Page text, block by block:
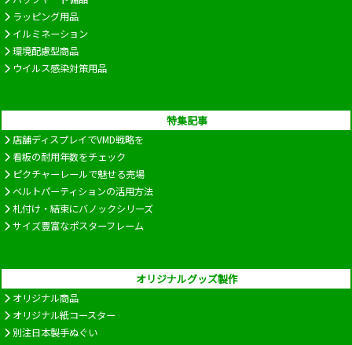
ラッピング用品
イルミネーション
環境配慮型商品
ウイルス感染対策用品
特集記事
店舗ディスプレイでVMD戦略を
看板の耐用年数をチェック
ピクチャーレールで魅せる売場
ベルトパーティションの活用方法
札付け・結束にバノックシリーズ
サイズ豊富なポスターフレーム
オリジナルグッズ製作
オリジナル商品
オリジナル紙コースター
別注日本製手ぬぐい